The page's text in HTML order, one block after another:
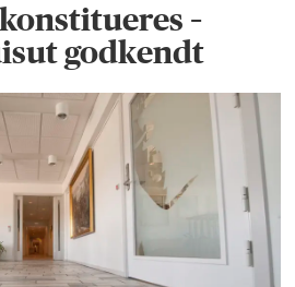
–
godkendt